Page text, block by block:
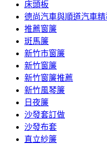
床頭板
德尚汽車與順道汽車
推薦窗簾
斑馬簾
新竹市窗簾
新竹窗簾
新竹窗簾推薦
新竹風琴簾
日夜簾
沙發套訂做
沙發布套
直立紗簾